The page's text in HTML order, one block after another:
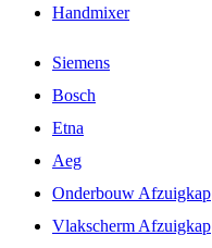
Handmixer
Siemens
Bosch
Etna
Aeg
Onderbouw Afzuigkap
Vlakscherm Afzuigkap